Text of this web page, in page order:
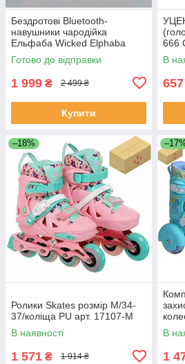
Бездротові Bluetooth-
навушники чародійка
Ельфаба Wicked Elphaba
Kids Bluetooth Wireless
Headphones
Готово до відправки
1 999 ₴ 2 499 ₴
Купити
666
В
657
–18%
Ролики Skates розмір M/34-
37/коліща PU арт. 17107-М
В наявності
1 571 ₴ 1 914 ₴
В
1